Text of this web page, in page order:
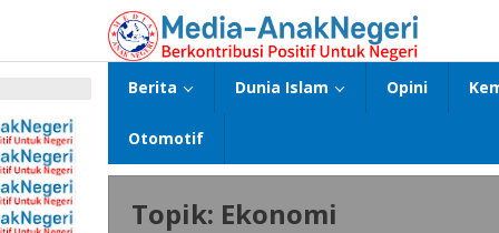
konten
Berita
Dunia Islam Opini
Otomotif
Topik: Ekonomi